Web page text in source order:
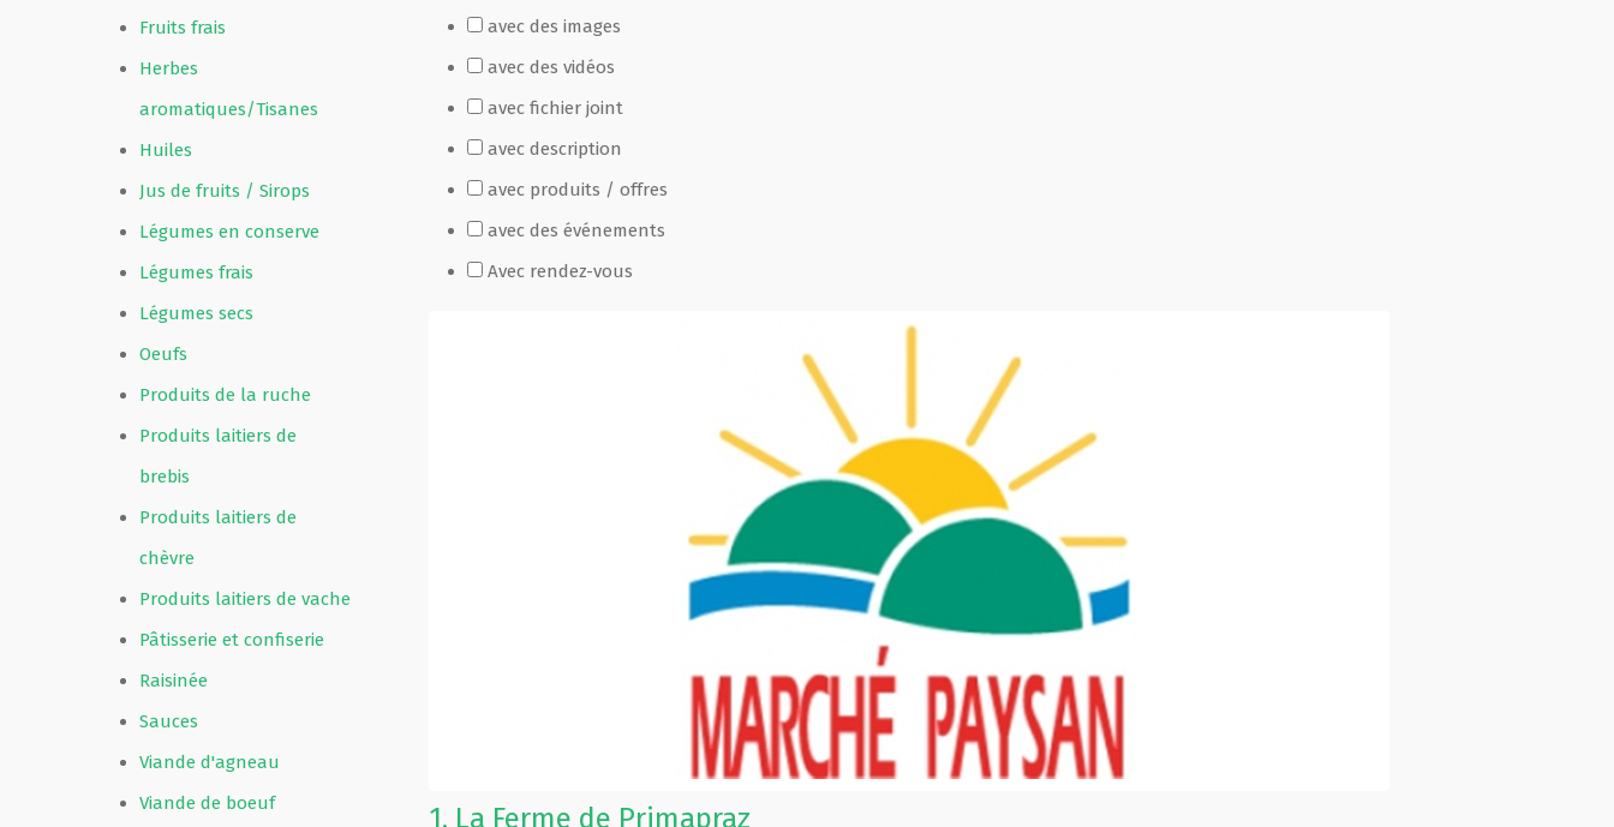
Fruits frais
Herbes
aromatiques/Tisanes
Huiles
Jus de fruits / Sirops
Légumes en conserve
Légumes frais
Légumes secs
Oeufs
Produits de la ruche
Produits laitiers de
brebis
Produits laitiers de
chèvre
Produits laitiers de vache
Pâtisserie et confiserie
Raisinée
Sauces
Viande d'agneau
Viande de boeuf
avec des images
avec des vidéos
avec fichier joint
avec description
avec produits / offres
avec des événements
Avec rendez-vous
1. La Ferme de Primapraz